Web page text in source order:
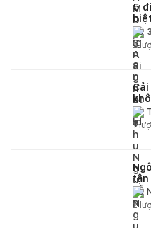
5
2
1
tận
2